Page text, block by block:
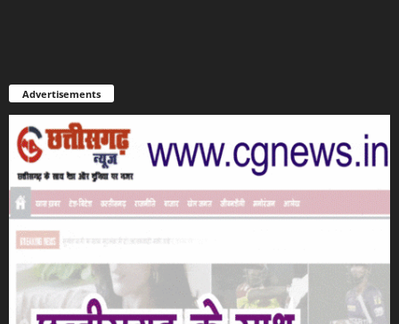
Advertisements